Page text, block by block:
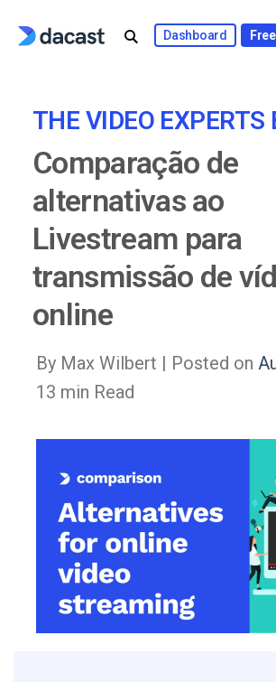
Dashboard
THE VIDEO EXPERTS
Comparação de
alternativas ao
Livestream para
transmissão de
online
By Max Wilbert | Posted on
13 min Read